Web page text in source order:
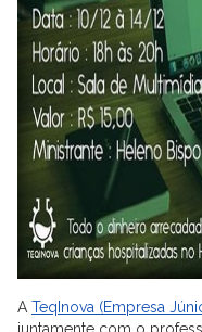
A TeqInova (Empresa
juntamente com o